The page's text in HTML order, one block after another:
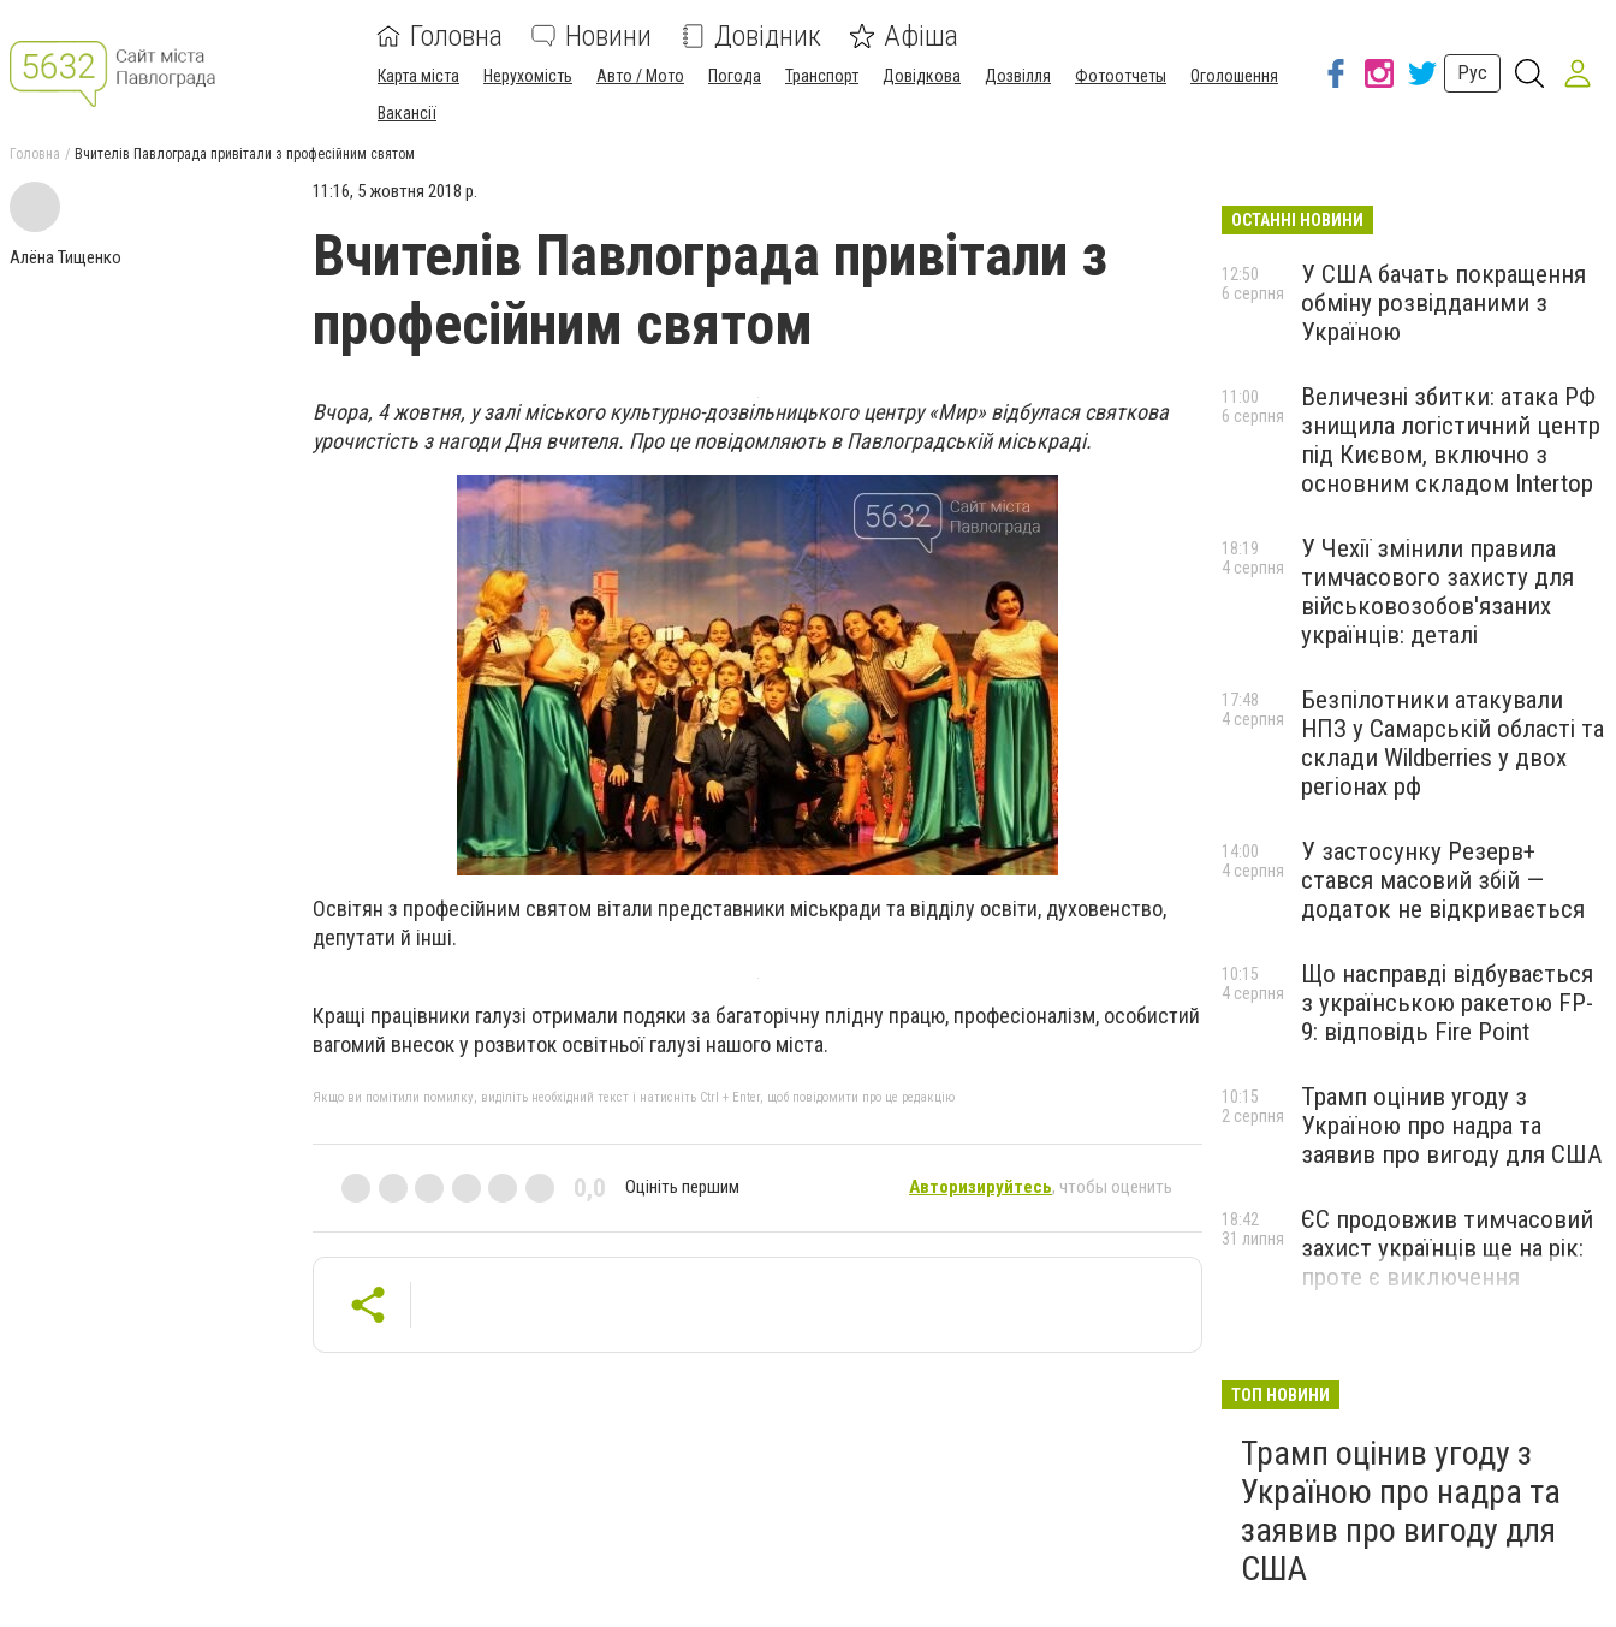
Головна Новини Довідник Афіша
Карта міста Нерухомість Авто / Мото Погода Транспорт Довідкова Дозвілля Фотоотчеты
Оголошення
Вакансії
Рус
Головна Вчителів Павлограда привітали з професійним святом
Алёна Тищенко
11:16, 5 жовтня 2018 р.
Вчителів Павлограда привітали з
професійним святом
Вчора, 4 жовтня, у залі міського культурно-дозвільницького центру «Мир» відбулася святкова
урочистість з нагоди Дня вчителя. Про це повідомляють в Павлоградській міськраді.
Освітян з професійним святом вітали представники міськради та відділу освіти, духовенство,
депутати й інші.
Кращі працівники галузі отримали подяки за багаторічну плідну працю, професіоналізм, особистий
вагомий внесок у розвиток освітньої галузі нашого міста.
Якщо ви помітили помилку, виділіть необхідний текст і натисніть Ctrl + Enter, щоб повідомити про це редакцію
0,0 Оцініть першим Авторизируйтесь, чтобы оценить
ОСТАННІ НОВИНИ
У США бачать покращення
обміну розвідданими з
Україною
12:50
6 серпня
Величезні збитки: атака РФ
знищила логістичний центр
під Києвом, включно з
основним складом Intertop
11:00
6 серпня
У Чехії змінили правила
тимчасового захисту для
військовозобов'язаних
українців: деталі
18:19
4 серпня
Безпілотники атакували
НПЗ у Самарській області та
склади Wildberries у двох
регіонах рф
17:48
4 серпня
У застосунку Резерв+
стався масовий збій —
додаток не відкривається
14:00
4 серпня
Що насправді відбувається
з українською ракетою FP-
9: відповідь Fire Point
10:15
4 серпня
Трамп оцінив угоду з
Україною про надра та
заявив про вигоду для США
10:15
2 серпня
ЄС продовжив тимчасовий
захист українців ще на рік:
проте є виключення
18:42
31 липня
ТОП НОВИНИ
Трамп оцінив угоду з
Україною про надра та
заявив про вигоду для
США